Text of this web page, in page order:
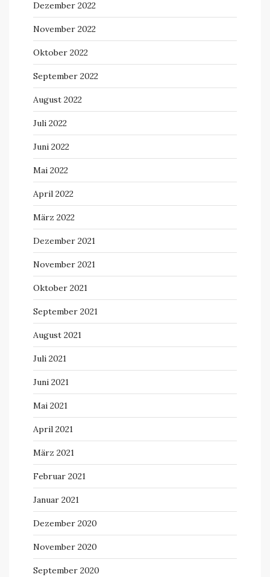
Dezember 2022
November 2022
Oktober 2022
September 2022
August 2022
Juli 2022
Juni 2022
Mai 2022
April 2022
März 2022
Dezember 2021
November 2021
Oktober 2021
September 2021
August 2021
Juli 2021
Juni 2021
Mai 2021
April 2021
März 2021
Februar 2021
Januar 2021
Dezember 2020
November 2020
September 2020